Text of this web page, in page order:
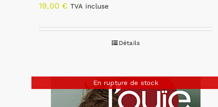
19,00 € TVA incluse
Détails
En rupture de stock